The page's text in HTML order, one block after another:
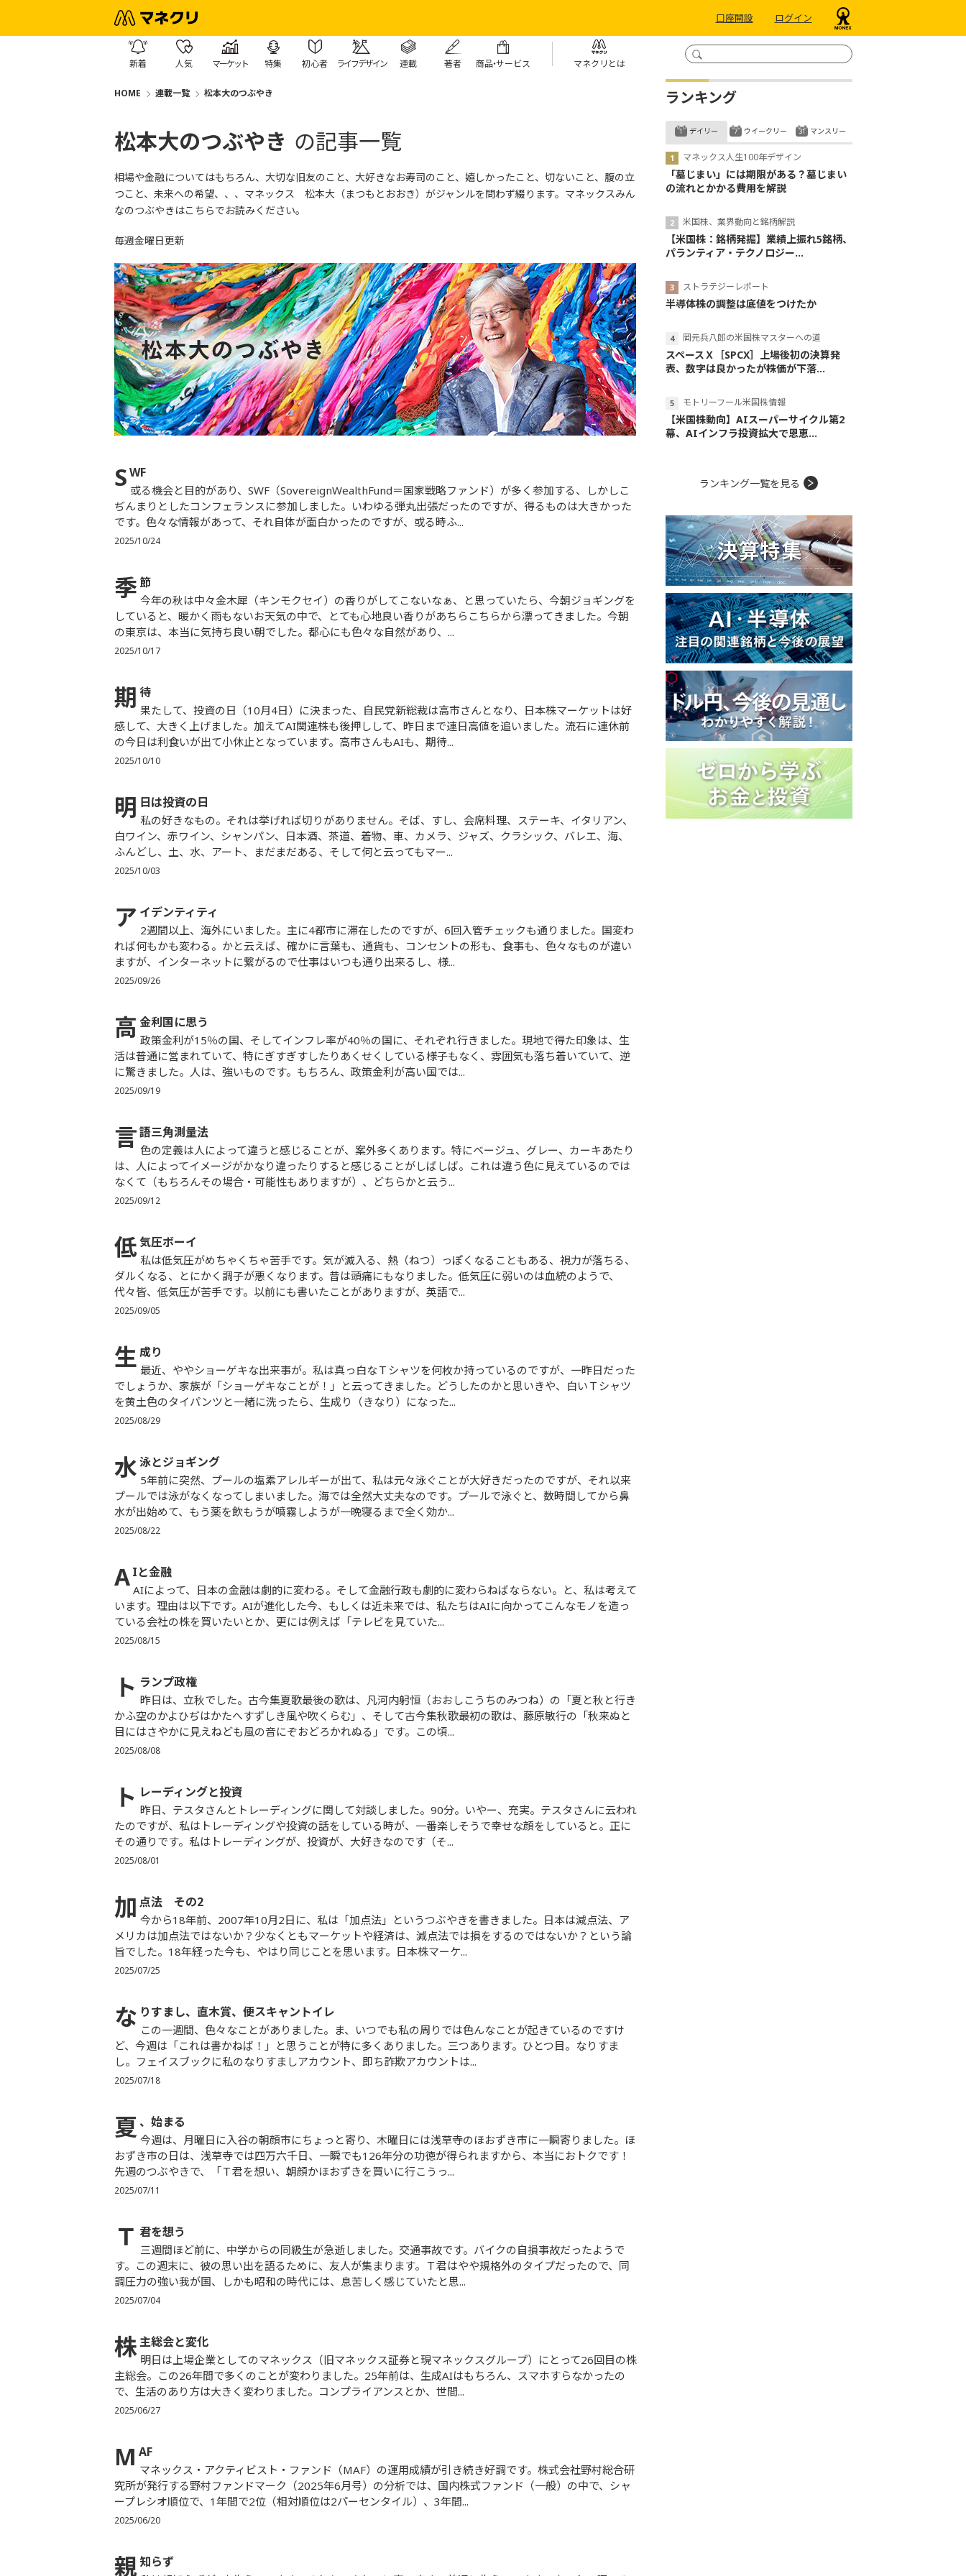
口座開設 ログイン
新着 人気 マーケット 特集 初心者 ライフデザイン 連載 著者 商品・サービス マネクリとは
HOME 連載一覧 松本大のつぶやき
松本大のつぶやき の記事一覧
相場や金融についてはもちろん、大切な旧友のこと、大好きなお寿司のこと、嬉しかったこと、切ないこと、腹の立
つこと、未来への希望、、、マネックス 松本大（まつもとおおき）がジャンルを問わず綴ります。 マネックスみん
なのつぶやきはこちらでお読みください。
毎週金曜日更新
SWF
或る機会と目的があり、SWF（SovereignWealthFund＝国家戦略ファンド）が多く参加する、しかしこ
ぢんまりとしたコンフェランスに参加しました。いわゆる弾丸出張だったのですが、得るものは大きかった
です。色々な情報があって、それ自体が面白かったのですが、或る時ふ...
2025/10/24
季 節
今年の秋は中々金木犀（キンモクセイ）の香りがしてこないなぁ、と思っていたら、今朝ジョギングを
していると、暖かく雨もないお天気の中で、とても心地良い香りがあちらこちらから漂ってきました。今朝
の東京は、本当に気持ち良い朝でした。都心にも色々な自然があり、...
2025/10/17
期 待
果たして、投資の日（10月4日）に決まった、自民党新総裁は高市さんとなり、日本株マーケットは好
感して、大きく上げました。加えてAI関連株も後押しして、昨日まで連日高値を追いました。流石に連休前
の今日は利食いが出て小休止となっています。高市さんもAIも、期待...
2025/10/10
明 日は投資の日
私の好きなもの。それは挙げれば切りがありません。そば、すし、会席料理、ステーキ、イタリアン、
白ワイン、赤ワイン、シャンパン、日本酒、茶道、着物、車、カメラ、ジャズ、クラシック、バレエ、海、
ふんどし、土、水、アート、まだまだある、そして何と云ってもマー...
2025/10/03
ア イデンティティ
2週間以上、海外にいました。主に4都市に滞在したのですが、6回入管チェックも通りました。国変わ
れば何もかも変わる。かと云えば、確かに言葉も、通貨も、コンセントの形も、食事も、色々なものが違い
ますが、インターネットに繋がるので仕事はいつも通り出来るし、様...
2025/09/26
高 金利国に思う
政策金利が15％の国、そしてインフレ率が40％の国に、それぞれ行きました。現地で得た印象は、生
活は普通に営まれていて、特にぎすぎすしたりあくせくしている様子もなく、雰囲気も落ち着いていて、逆
に驚きました。人は、強いものです。もちろん、政策金利が高い国では...
2025/09/19
言語三角測量法
色の定義は人によって違うと感じることが、案外多くあります。特にベージュ、グレー、カーキあたり
は、人によってイメージがかなり違ったりすると感じることがしばしば。これは違う色に見えているのでは
なくて（もちろんその場合・可能性もありますが）、どちらかと云う...
2025/09/12
低気圧ボーイ
私は低気圧がめちゃくちゃ苦手です。気が滅入る、熱（ねつ）っぽくなることもある、視力が落ちる、
ダルくなる、とにかく調子が悪くなります。昔は頭痛にもなりました。低気圧に弱いのは血統のようで、
代々皆、低気圧が苦手です。以前にも書いたことがありますが、英語で...
2025/09/05
生成り
最近、ややショーゲキな出来事が。私は真っ白なＴシャツを何枚か持っているのですが、一昨日だった
でしょうか、家族が「ショーゲキなことが！」と云ってきました。どうしたのかと思いきや、白いＴシャツ
を黄土色のタイパンツと一緒に洗ったら、生成り（きなり）になった...
2025/08/29
水泳とジョギング
5年前に突然、プールの塩素アレルギーが出て、私は元々泳ぐことが大好きだったのですが、それ以来
プールでは泳がなくなってしまいました。海では全然大丈夫なのです。プールで泳ぐと、数時間してから鼻
水が出始めて、もう薬を飲もうが噴霧しようが一晩寝るまで全く効か...
2025/08/22
A Iと金融
AIによって、日本の金融は劇的に変わる。そして金融行政も劇的に変わらねばならない。と、私は考えて
います。理由は以下です。AIが進化した今、もしくは近未来では、私たちはAIに向かってこんなモノを造っ
ている会社の株を買いたいとか、更には例えば「テレビを見ていた...
2025/08/15
ト ランプ政権
昨日は、立秋でした。古今集夏歌最後の歌は、凡河内躬恒（おおしこうちのみつね）の「夏と秋と行き
かふ空のかよひぢはかたへすずしき風や吹くらむ」、そして古今集秋歌最初の歌は、藤原敏行の「秋来ぬと
目にはさやかに見えねども風の音にぞおどろかれぬる」です。この頃...
2025/08/08
ト レーディングと投資
昨日、テスタさんとトレーディングに関して対談しました。90分。いやー、充実。テスタさんに云われ
たのですが、私はトレーディングや投資の話をしている時が、一番楽しそうで幸せな顔をしていると。正に
その通りです。私はトレーディングが、投資が、大好きなのです（そ...
2025/08/01
加 点法 その2
今から18年前、2007年10月2日に、私は「加点法」というつぶやきを書きました。日本は減点法、ア
メリカは加点法ではないか？少なくともマーケットや経済は、減点法では損をするのではないか？という論
旨でした。18年経った今も、やはり同じことを思います。日本株マーケ...
2025/07/25
な りすまし、直木賞、便スキャントイレ
この一週間、色々なことがありました。ま、いつでも私の周りでは色んなことが起きているのですけ
ど、今週は「これは書かねば！」と思うことが特に多くありました。三つあります。ひとつ目。なりすま
し。フェイスブックに私のなりすましアカウント、即ち詐欺アカウントは...
2025/07/18
夏、始まる
今週は、月曜日に入谷の朝顔市にちょっと寄り、木曜日には浅草寺のほおずき市に一瞬寄りました。ほ
おずき市の日は、浅草寺では四万六千日、一瞬でも126年分の功徳が得られますから、本当におトクです！
先週のつぶやきで、「Ｔ君を想い、朝顔かほおずきを買いに行こうっ...
2025/07/11
Ｔ 君を想う
三週間ほど前に、中学からの同級生が急逝しました。交通事故です。バイクの自損事故だったようで
す。この週末に、彼の思い出を語るために、友人が集まります。Ｔ君はやや規格外のタイプだったので、同
調圧力の強い我が国、しかも昭和の時代には、息苦しく感じていたと思...
2025/07/04
株主総会と変化
明日は上場企業としてのマネックス（旧マネックス証券と現マネックスグループ）にとって26回目の株
主総会。この26年間で多くのことが変わりました。25年前は、生成AIはもちろん、スマホすらなかったの
で、生活のあり方は大きく変わりました。コンプライアンスとか、世間...
2025/06/27
M AF
マネックス・アクティビスト・ファンド（MAF）の運用成績が引き続き好調です。株式会社野村総合研
究所が発行する野村ファンドマーク（2025年6月号）の分析では、国内株式ファンド（一般）の中で、シャ
ープレシオ順位で、1年間で2位（相対順位は2パーセンタイル）、3年間...
2025/06/20
親 知らず
ランキング
デイリー
マネックス人生100年デザイン
「墓じまい」には期限がある？墓じまい
の流れとかかる費用を解説
米国株、業界動向と銘柄解説
【米国株：銘柄発掘】業績上振れ5銘柄、
パランティア・テクノロジー...
ストラテジーレポート
半導体株の調整は底値をつけたか
岡元兵八郎の米国株マスターへの道
スペースＸ［SPCX］上場後初の決算発
表、数字は良かったが株価が下落...
モトリーフール米国株情報
【米国株動向】AIスーパーサイクル第2
幕、AIインフラ投資拡大で恩恵...
ウイークリー マンスリー
ランキング一覧を見る